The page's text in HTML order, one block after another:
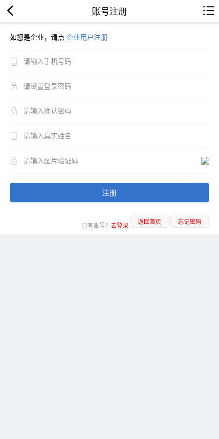
账号注册
如您是企业，请点 企业用户注册
注册
已有账号？ 去登录 返回首页 忘记密码